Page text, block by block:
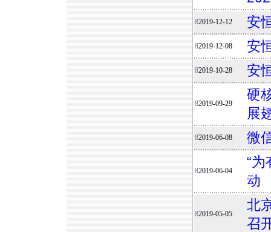
82019-12-12 安
82019-12-08 安
82019-10-28 安
82019-09-29
硬
展
82019-06-08 微
82019-06-04
“
动
82019-05-05
北
召